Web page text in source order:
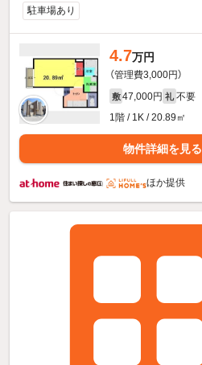
駐車場あり
4.7万円
（管理費3,000円）
敷 47,000円 礼 不要
1階 / 1K / 20.89㎡
物件詳細を見る
ほか提供